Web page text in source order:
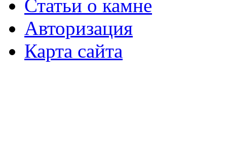
Статьи о камне
Авторизация
Карта сайта